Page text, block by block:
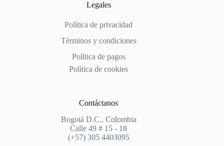
Legales
Política de privacidad
Términos y condiciones
Política de pagos
Política de cookies
Contáctanos
Bogotá D.C., Colombia
Calle 49 # 15 - 18
(+57) 305 4403095